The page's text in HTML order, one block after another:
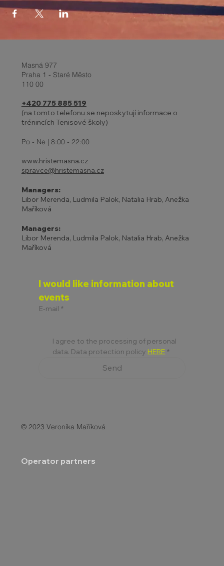
Masná 977
Praha 1 - Staré Město
110 00
+420 775 885 519
(na tomto telefonu se neposkytují informace o
trénincích Tenisové školy)
Po - Ne | 8:00 - 22:00
www.hristemasna.cz
spravce@hristemasna.cz
Managers:
Libor Merenda, Ludmila Palok, Natalia Hrab, Anežka
Maříková
Managers:
Libor Merenda, Ludmila Palok, Natalia Hrab, Anežka
Maříková
I would like information about
events
E-mail *
I agree to the processing of personal
data. Data protection policy HERE *
Send
© 2023 Veronika Maříková
Operator partners